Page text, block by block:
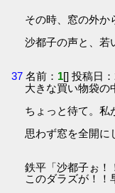
その時、窓の外か
沙都子の声と、若
37 名前： 1[] 投稿日
大きな買い物袋の
ちょっと待て。私
思わず窓を全開に
鉄平「沙都子ぉ！
このダラズが！！